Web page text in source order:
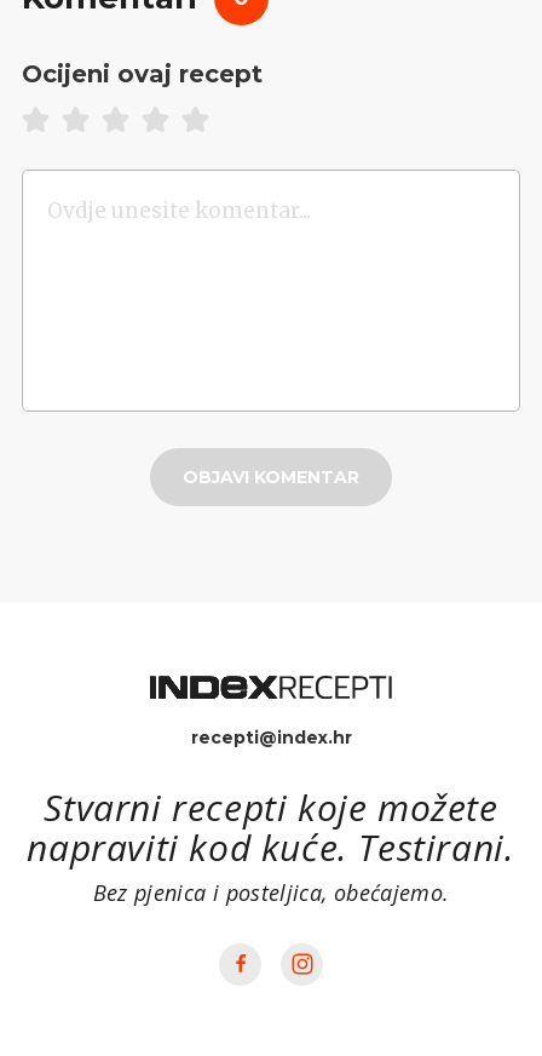
Ocijeni ovaj recept
OBJAVI KOMENTAR
recepti@index.hr
Stvarni recepti koje možete
napraviti kod kuće. Testirani.
Bez pjenica i posteljica, obećajemo.